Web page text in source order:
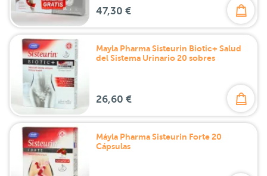
47,30 €
Mayla Pharma Sisteurin Biotic+ Salud
del Sistema Urinario 20 sobres
26,60 €
Máyla Pharma Sisteurin Forte 20
Cápsulas